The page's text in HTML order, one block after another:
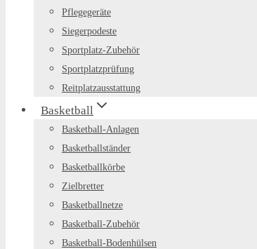
Pflegegeräte
Siegerpodeste
Sportplatz-Zubehör
Sportplatzprüfung
Reitplatzausstattung
Basketball
Basketball-Anlagen
Basketballständer
Basketballkörbe
Zielbretter
Basketballnetze
Basketball-Zubehör
Basketball-Bodenhülsen